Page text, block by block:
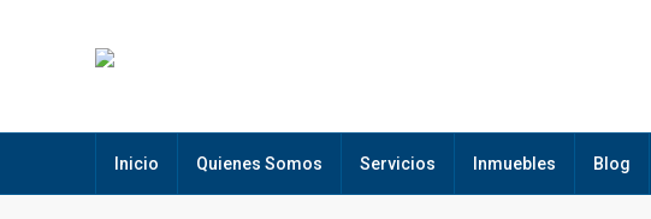
Inicio Quienes Somos Servicios Inmuebles Blog